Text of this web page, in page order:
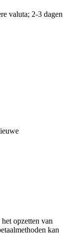
valuta; 2-3 dagen
opzetten van
kan